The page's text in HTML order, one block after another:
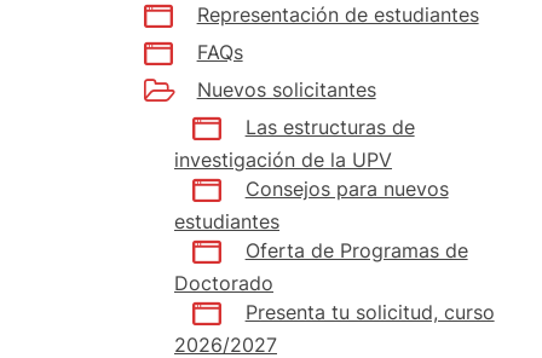
Representación de estudiantes
FAQs
Nuevos solicitantes
Las estructuras de
investigación de la UPV
Consejos para nuevos
estudiantes
Oferta de Programas de
Doctorado
Presenta tu solicitud, curso
2026/2027